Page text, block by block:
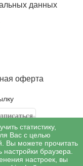
данных
оферта
политикиобработки
, 2007 - 2026
статистику,
Вас с целью
Вы можете прочитать
браузера.
настроек, вы